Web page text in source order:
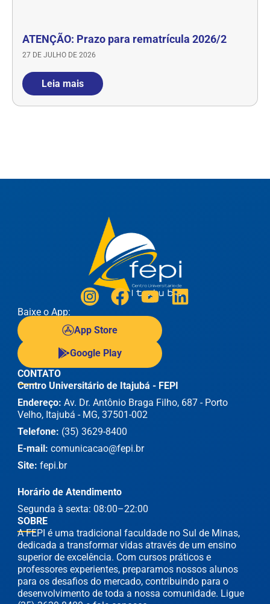
ATENÇÃO: Prazo para rematrícula 2026/2
27 DE JULHO DE 2026
Leia mais
Baixe o App:
App Store
Google Play
SOBRE
A FEPI é uma tradicional faculdade no Sul de Minas,
dedicada a transformar vidas através de um ensino
superior de excelência. Com cursos práticos e
professores experientes, preparamos nossos alunos
para os desafios do mercado, contribuindo para o
desenvolvimento de toda a nossa comunidade. Ligue
CONTATO
Centro Universitário de Itajubá - FEPI
Endereço: Av. Dr. Antônio Braga Filho, 687 - Porto
Velho, Itajubá - MG, 37501-002
Telefone: (35) 3629-8400
E-mail: comunicacao@fepi.br
Site: fepi.br
Horário de Atendimento
Segunda à sexta: 08:00–22:00